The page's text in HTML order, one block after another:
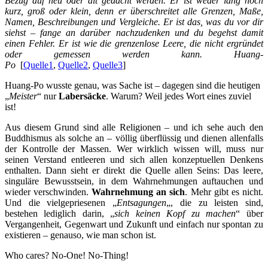
kurz, groß oder klein, denn er überschreitet alle Grenzen, Maße,
Namen, Beschreibungen und Vergleiche. Er ist das, was du vor dir
siehst – fange an darüber nachzudenken und du begehst damit
einen Fehler. Er ist wie die grenzenlose Leere, die nicht ergründet
oder gemessen werden kann. Huang-
Po [Quelle1 , Quelle2, Quelle3]
Huang-Po wusste genau, was Sache ist – dagegen sind die heutigen
„Meister“ nurLabersäcke. Warum? Weil jedes Wort eines zuviel
ist!
Aus diesem Grund sind alle Religionen – und ich sehe auch den
Buddhismus als solche an – völlig überflüssig und dienen allenfalls
der Kontrolle der Massen. Wer wirklich wissen will, muss nur
seinen Verstand entleeren und sich allen konzeptuellen Denkens
enthalten. Dann sieht er direkt die Quelle allen Seins: Das leere,
singuläre Bewusstsein, in dem Wahrnehmungen auftauchen und
wieder verschwinden.Wahrnehmung an sich. Mehr gibt es nicht.
Und die vielgepriesenen „Entsagungen„, die zu leisten sind,
bestehen lediglich darin, „sich keinen Kopf zu machen“ über
Vergangenheit, Gegenwart und Zukunft und einfach nur spontan zu
existieren – genauso, wie man schon ist.
Who cares? No-One! No-Thing!